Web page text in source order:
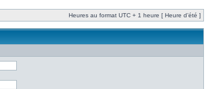
Heures au format UTC + 1 heure [ Heure d’été ]